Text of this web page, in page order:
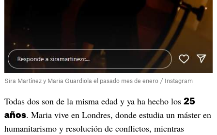
Sira Martínez y Maria Guardiola el pasado mes de enero / Instagram
Todas dos son de la misma edad y ya ha hecho los 25
años. Maria vive en Londres, donde estudia un máster en
humanitarismo y resolución de conflictos, mientras